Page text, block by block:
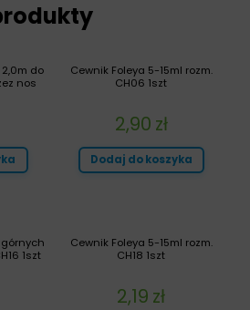
Cewnik Foleya 5-15ml rozm.
CH06 1szt
2,90 zł
Dodaj do koszyka
do
nos
Cewnik Foleya 5-15ml rozm.
CH18 1szt
2,19 zł
1szt